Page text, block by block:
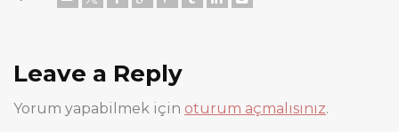
Leave a Reply
Yorum yapabilmek için oturum açmalısınız.